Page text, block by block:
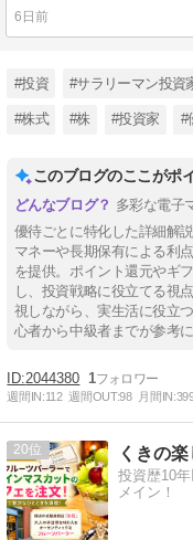
6日前
#投資 #サラリーマン投資
#株式 #株 #投資家 #
このブログのここがポ
多彩な電子
優待ごとに特化した詳細解
マネーや長期保有による利
を提供。ポイント還元やギ
し、投資戦略に役立てる視
視しながら、実生活に役立
心者から中級者までが参考
2044380 1
週間IN:112 週間OUT:98 月間IN:
20 くきの
投資歴10
メイン！